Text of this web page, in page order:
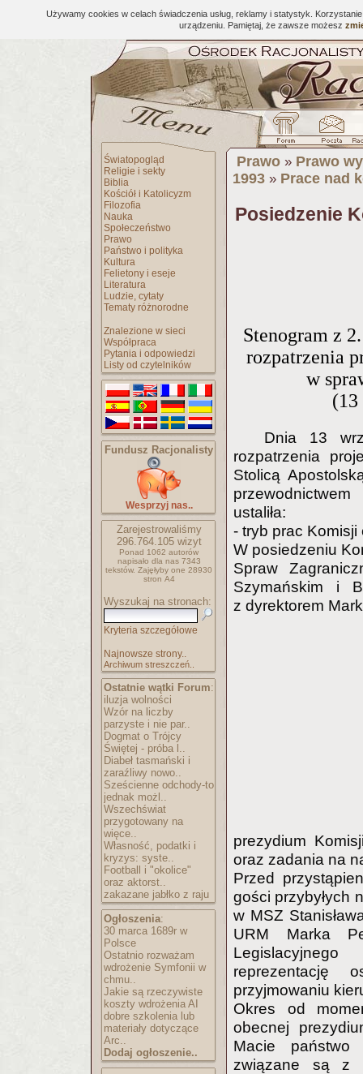
Używamy cookies w celach świadczenia usług, reklamy i statystyk.
urządzeniu. Pamiętaj, że zawsze możesz
Światopogląd
Religie i sekty
Biblia
Kościół i Katolicyzm
Filozofia
Nauka
Społeczeństwo
Prawo
Państwo i polityka
Kultura
Felietony i eseje
Literatura
Ludzie, cytaty
Tematy różnorodne
Znalezione w sieci
Współpraca
Pytania i odpowiedzi
Listy od czytelników
Fundusz Racjonalisty
Wesprzyj nas..
Zarejestrowaliśmy
296.764.105wizyt
Ponad 1062 autorów
napisało dla nas 7343
tekstów. Zajęłyby one 28930
stron A4
Wyszukaj na stronach:
Kryteria szczegółowe
Najnowsze strony..
Archiwum streszczeń..
Ostatnie wątki Forum:
iluzja wolności
Wzór na liczby
parzyste i nie par..
Dogmat o Trójcy
Świętej - próba l..
Diabeł tasmański i
zaraźliwy nowo..
Sześcienne odchody-to
jednak możl..
Wszechświat
przygotowany na
więce..
Własność, podatki i
kryzys: syste..
Football i "okolice"
oraz aktorst..
zakazane jabłko z raju
Ogłoszenia:
30 marca 1689r w
Polsce
Ostatnio rozważam
wdrożenie Symfonii w
chmu..
Jakie są rzeczywiste
koszty wdrożenia AI
dobre szkolenia lub
materiały dotyczące
Arc..
Dodaj ogłoszenie..
Prawo » Prawo
1993 » Prace nad
Posiedzenie
Stenogram z
rozpatrzenia
w
(13
Dnia 13
rozpatrzenia
Stolicą
ustaliła:
- tryb prac
W posiedzeniu
Spraw
Szymańskim i
z dyrektorem
prezydium
oraz zadania na
Przed
gości przybyłych
w MSZ
URM Marka
reprezentację
przyjmowaniu
Okres od
obecnej
Macie
związane są z